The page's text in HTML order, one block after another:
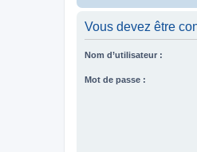
Vous devez être
Nom d’utilisateur :
Mot de passe :